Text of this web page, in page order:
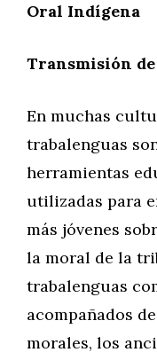
Oral Indígena
Transmisión
En muchas
trabalenguas
herramientas
utilizadas para
más jóvenes
la moral de la
trabalenguas
acompañados
morales, los